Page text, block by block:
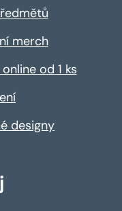
merch
od 1 ks
designy